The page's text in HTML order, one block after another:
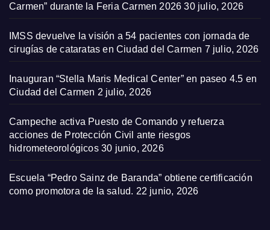
Carmen” durante la Feria Carmen 2026 30 julio, 2026
IMSS devuelve la visión a 54 pacientes con jornada de
cirugías de cataratas en Ciudad del Carmen 7 julio, 2026
Inauguran “Stella Maris Medical Center” en paseo 4.5 en
Ciudad del Carmen 2 julio, 2026
Campeche activa Puesto de Comando y refuerza
acciones de Protección Civil ante riesgos
hidrometeorológicos 30 junio, 2026
Escuela “Pedro Sainz de Baranda” obtiene certificación
como promotora de la salud. 22 junio, 2026